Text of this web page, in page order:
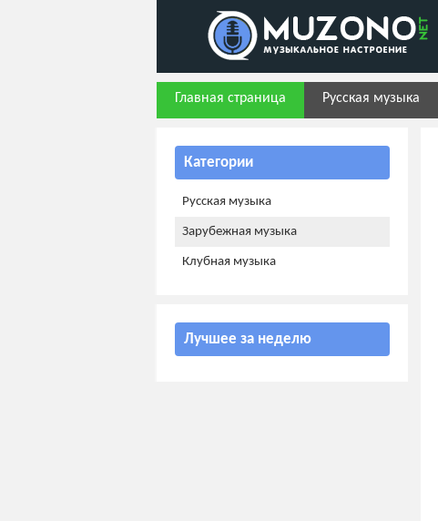
Главная страница Русская музыка
Категории
Русская музыка
Зарубежная музыка
Клубная музыка
Лучшее за неделю